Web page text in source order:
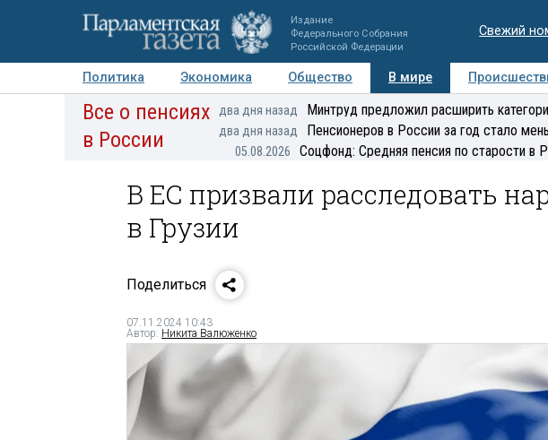
Издание
Федерального Собрания
Российской Федерации
Свежий
Политика Экономика Общество В мире
Авторы Персоны Мнения Регионы Медиацентр
Все о пенсиях
в России
два дня назад Минтруд предложил расширить
два дня назад Пенсионеров в России за год стало
05.08.2026 Соцфонд: Средняя пенсия по старости в
В ЕС призвали расследовать
в Грузии
Поделиться
07.11.2024 10:43
Автор: Никита Валюженко